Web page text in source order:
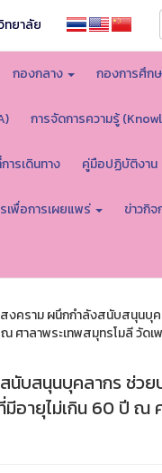
ทยาลัย
กองกลาง กองการศึก
การจัดการความรู้
ารเดินทาง คู่มือปฏิบัติงาน
เพื่อการเผยแพร่ ข่าวกิ
งคราม ผนึกกำลังสนับสนุนบุ
ศาลาพระเทพสมุทรโมลี วัด
นับสนุนบุคลากร ช่ว
มีอายุไม่เกิน 60 ปี